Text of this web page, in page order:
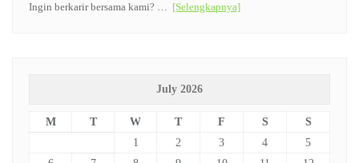
Ingin berkarir bersama kami? … [Selengkapnya]
July 2026
M T W T F S
S
1
2 3 4
5